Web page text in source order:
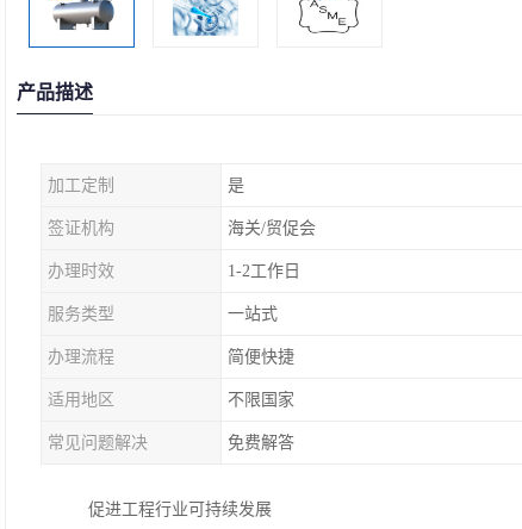
产品描述
加工定制 是
签证机构 海关/贸促会
办理时效 1-2工作日
服务类型 一站式
办理流程 简便快捷
适用地区 不限国家
常见问题解决 免费解答
促进工程行业可持续发展